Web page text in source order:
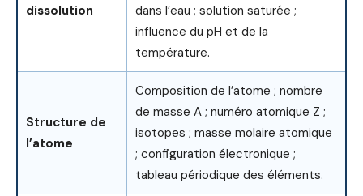
dissolution
dans l’eau ; solution saturée ;
influence du pH et de la
température.
Structure de
l’atome
Composition de l’atome ; nombre
de masse A ; numéro atomique Z ;
isotopes ; masse molaire atomique
; configuration électronique ;
tableau périodique des éléments.